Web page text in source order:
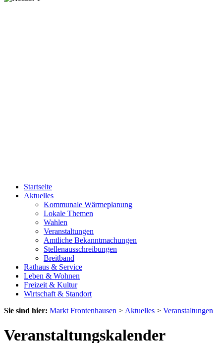
Startseite
Aktuelles
Kommunale Wärmeplanung
Lokale Themen
Wahlen
Veranstaltungen
Amtliche Bekanntmachungen
Stellenausschreibungen
Breitband
Rathaus & Service
Leben & Wohnen
Freizeit & Kultur
Wirtschaft & Standort
Sie sind hier: Markt Frontenhausen > Aktuelles > Veranstaltungen
Veranstaltungskalender